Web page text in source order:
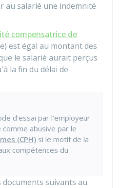
au salarié une indemnité
compensatrice de
est égal au montant des
le salarié aurait perçus
la fin du délai de
d'essai par l'employeur
abusive par le
(CPH) si le motif de la
compétences du
suivants au